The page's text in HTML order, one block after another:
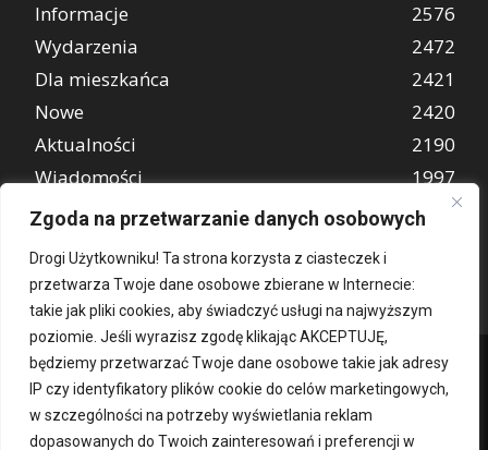
Zgoda na przetwarzanie danych osobowych
Drogi Użytkowniku! Ta strona korzysta z ciasteczek i
przetwarza Twoje dane osobowe zbierane w Internecie:
takie jak pliki cookies, aby świadczyć usługi na najwyższym
poziomie. Jeśli wyrazisz zgodę klikając AKCEPTUJĘ,
będziemy przetwarzać Twoje dane osobowe takie jak adresy
IP czy identyfikatory plików cookie do celów marketingowych,
w szczególności na potrzeby wyświetlania reklam
dopasowanych do Twoich zainteresowań i preferencji w
Informacje
2576
Wydarzenia
2472
Dla mieszkańca
2421
Nowe
2420
Aktualności
2190
Wiadomości
1997
REKLAMA
849